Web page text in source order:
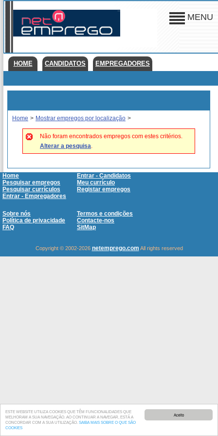
Aceito
ESTE WEBSITE UTILIZA COOKIES QUE TÊM FUNCIONALIDADES QUE
MELHORAM A SUA NAVEGAÇÃO. AO CONTINUAR A NAVEGAR, ESTÁ A
CONCORDAR COM A SUA UTILIZAÇÃO. SAIBA MAIS SOBRE O QUE SÃO
COOKIES
MENU
HOME CANDIDATOS EMPREGADORES
Home > Mostrar empregos por localização >
Não foram encontrados empregos com estes critérios.
Alterar a pesquisa.
Home
Entrar - Candidatos
Pesquisar empregos
Meu currículo
Pesquisar currículos
Registar empregos
Entrar - Empregadores
Sobre nós
Termos e condições
Política de privacidade
Contacte-nos
FAQ
SitMap
Copyright © 2002-2026 netemprego.com All rights reserved